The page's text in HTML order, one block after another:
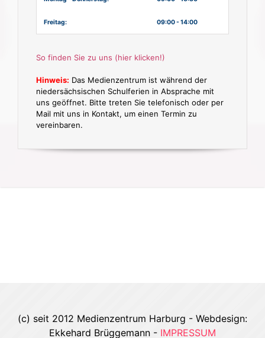
Freitag: 09:00 - 14:00
So finden Sie zu uns (hier klicken!)
Hinweis: Das Medienzentrum ist während der
niedersächsischen Schulferien in Absprache mit
uns geöffnet. Bitte treten Sie telefonisch oder per
Mail mit uns in Kontakt, um einen Termin zu
vereinbaren.
(c) seit 2012 Medienzentrum Harburg - Webdesign:
Ekkehard Brüggemann - IMPRESSUM